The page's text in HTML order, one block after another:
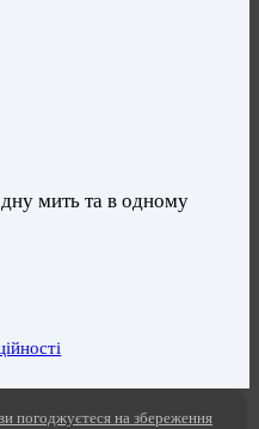
мить та в одному
погоджуєтеся на збереження